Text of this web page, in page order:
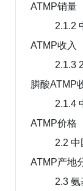
ATMP销量
2.1.2
ATMP收入
2.1.3
膦酸ATMP
2.1.4
ATMP价格
2.2
ATMP产地
2.3